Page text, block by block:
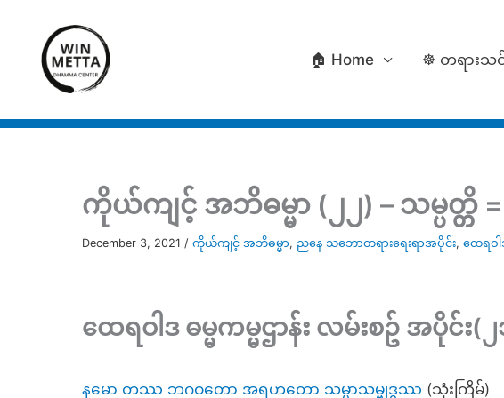
content
🏠 Home ☸️ တရားသ
ကိုယ်ကျင့် အဘိဓမ္မာ (၂၂) – သမ္ပတ္တိ =
December 3, 2021 / ကိုယ်ကျင့် အဘိဓမ္မာ, ညနေ သဘောတရားရေးရာအပိုင်း, ထေရဝါ
ထေရဝါဒ ဓမ္မကမ္မဌာန်း လမ်းစဥ် အပိုင်း(၂
နမော တဿ ဘဂဝတော အရဟတော သမ္မာသမ္ဗုဒ္ဓဿ (သုံးကြိမ်)